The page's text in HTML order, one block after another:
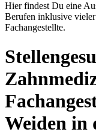
Hier findest Du eine
Berufen inklusive
Fachangestellte.
Weiden in